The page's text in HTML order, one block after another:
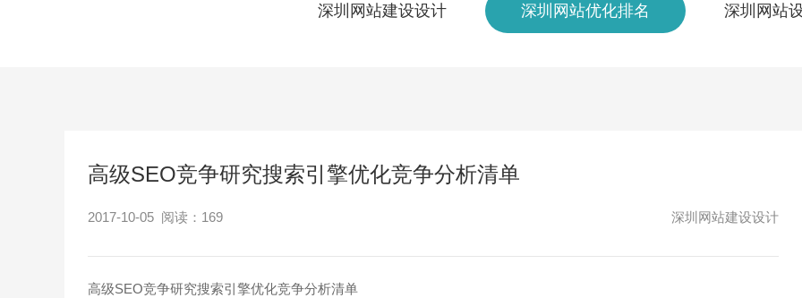
深圳网站建设设计 深圳网站优化排名 深圳网站
高级SEO竞争研究搜索引擎优化竞争分析清单
2017-10-05 阅读： 169 深圳网站建设设计
高级SEO竞争研究搜索引擎优化竞争分析清单